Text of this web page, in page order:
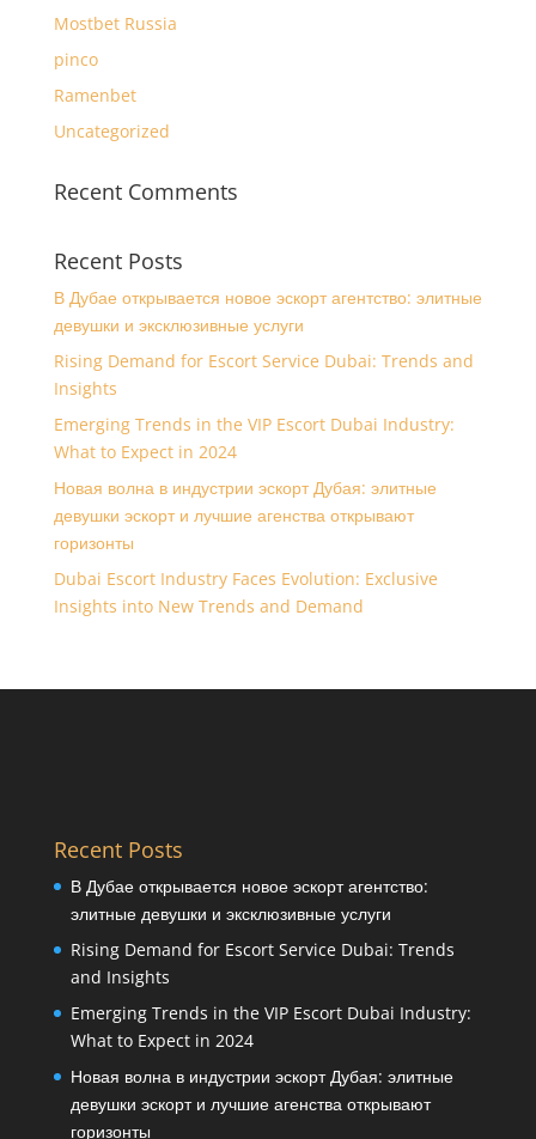
Mostbet Russia
pinco
Ramenbet
Uncategorized
Recent Comments
Recent Posts
В Дубае открывается новое эскорт агентство: элитные
девушки и эксклюзивные услуги
Rising Demand for Escort Service Dubai: Trends and
Insights
Emerging Trends in the VIP Escort Dubai Industry:
What to Expect in 2024
Новая волна в индустрии эскорт Дубая: элитные
девушки эскорт и лучшие агенства открывают
горизонты
Dubai Escort Industry Faces Evolution: Exclusive
Insights into New Trends and Demand
Recent Posts
В Дубае открывается новое эскорт агентство:
элитные девушки и эксклюзивные услуги
Rising Demand for Escort Service Dubai: Trends
and Insights
Emerging Trends in the VIP Escort Dubai Industry:
What to Expect in 2024
Новая волна в индустрии эскорт Дубая: элитные
девушки эскорт и лучшие агенства открывают
горизонты